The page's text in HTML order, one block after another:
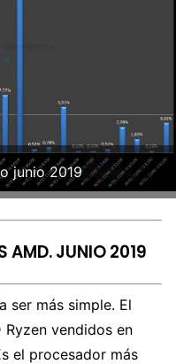
junio 2019
AMD. JUNIO 2019
ser más simple. El
vendidos en
el procesador más